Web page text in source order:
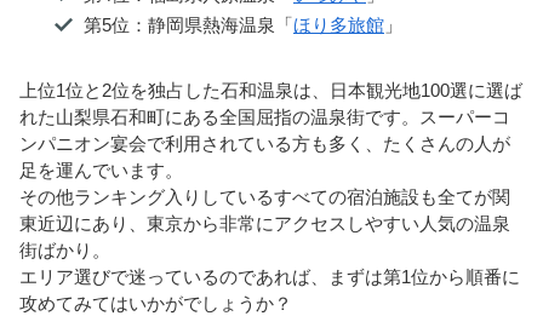
第5位：静岡県熱海温泉「ほり多旅館 」
上位1位と2位を独占した石和温泉は、日本観光地100選に選ば
れた山梨県石和町にある全国屈指の温泉街です。スーパーコ
ンパニオン宴会で利用されている方も多く、たくさんの人が
足を運んでいます。
その他ランキング入りしているすべての宿泊施設も全てが関
東近辺にあり、東京から非常にアクセスしやすい人気の温泉
街ばかり。
エリア選びで迷っているのであれば、まずは第1位から順番に
攻めてみてはいかがでしょうか？